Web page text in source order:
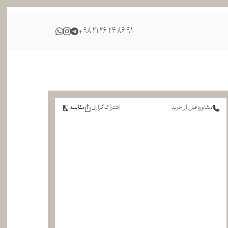
+98 21 26 24 86 91
مشاوره قبل از خرید اشتراک گزاری مقایسه